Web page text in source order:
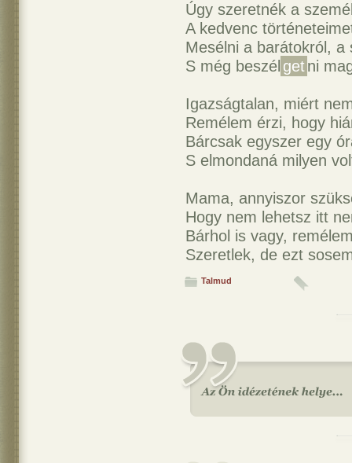
Úgy szeretnék a
A kedvenc
Mesélni a barátokról, a
S még beszél get ni
Igazságtalan, miért
Remélem érzi, hogy
Bárcsak egyszer egy
S elmondaná milyen
Mama, annyiszor
Hogy nem lehetsz itt
Bárhol is vagy,
Szeretlek, de ezt
Talmud